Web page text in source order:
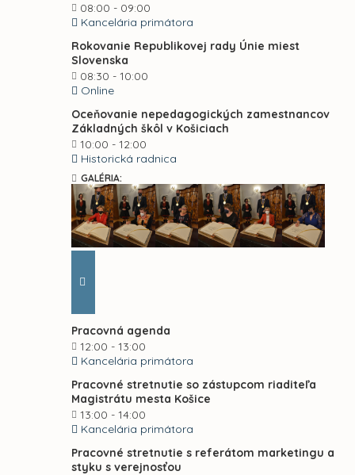
08:00 - 09:00
Kancelária primátora
Rokovanie Republikovej rady Únie miest
Slovenska
08:30 - 10:00
Online
Oceňovanie nepedagogických zamestnancov
Základných škôl v Košiciach
10:00 - 12:00
Historická radnica
GALÉRIA:
Pracovná agenda
12:00 - 13:00
Kancelária primátora
Pracovné stretnutie so zástupcom riaditeľa
Magistrátu mesta Košice
13:00 - 14:00
Kancelária primátora
Pracovné stretnutie s referátom marketingu a
styku s verejnosťou